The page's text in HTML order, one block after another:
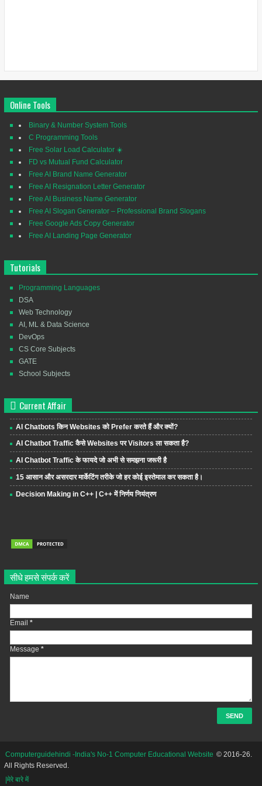
Online Tools
Binary & Number System Tools
C Programming Tools
Free Solar Load Calculator ☀️
FD vs Mutual Fund Calculator
Free AI Brand Name Generator
Free AI Resignation Letter Generator
Free AI Business Name Generator
Free AI Slogan Generator – Professional Brand Slogans
Free Google Ads Copy Generator
Free AI Landing Page Generator
Tutorials
Programming Languages
DSA
Web Technology
AI, ML & Data Science
DevOps
CS Core Subjects
GATE
School Subjects
Current Affair
AI Chatbots किन Websites को Prefer करते हैं और क्यों?
AI Chatbot Traffic कैसे Websites पर Visitors ला सकता है?
AI Chatbot Traffic के फायदे जो अभी से समझना जरूरी है
15 आसान और असरदार मार्केटिंग तरीके जो हर कोई इस्तेमाल कर सकता है।
Decision Making in C++ | C++ में निर्णय नियंत्रण
सीधे हमसे संपर्क करें
Name
Email *
Message *
Computerguidehindi -India's No-1 Computer Educational Website © 2016-26.
All Rights Reserved.
|मेरे बारे में